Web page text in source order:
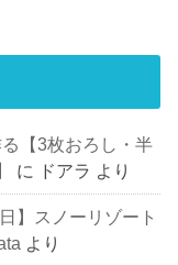
【3枚おろし・半
に ドアラ より
】スノーリゾート
より